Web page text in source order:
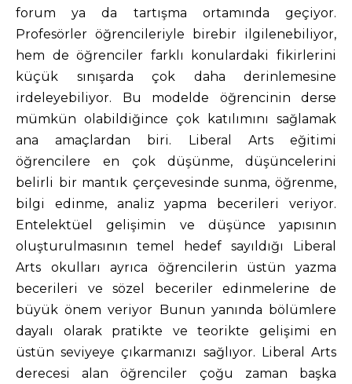
forum ya da tartışma ortamında geçiyor.
Profesörler öğrencileriyle birebir ilgilenebiliyor,
hem de öğrenciler farklı konulardaki fikirlerini
küçük sınışarda çok daha derinlemesine
irdeleyebiliyor. Bu modelde öğrencinin derse
mümkün olabildiğince çok katılımını sağlamak
ana amaçlardan biri. Liberal Arts eğitimi
öğrencilere en çok düşünme, düşüncelerini
belirli bir mantık çerçevesinde sunma, öğrenme,
bilgi edinme, analiz yapma becerileri veriyor.
Entelektüel gelişimin ve düşünce yapısının
oluşturulmasının temel hedef sayıldığı Liberal
Arts okulları ayrıca öğrencilerin üstün yazma
becerileri ve sözel beceriler edinmelerine de
büyük önem veriyor Bunun yanında bölümlere
dayalı olarak pratikte ve teorikte gelişimi en
üstün seviyeye çıkarmanızı sağlıyor. Liberal Arts
derecesi alan öğrenciler çoğu zaman başka